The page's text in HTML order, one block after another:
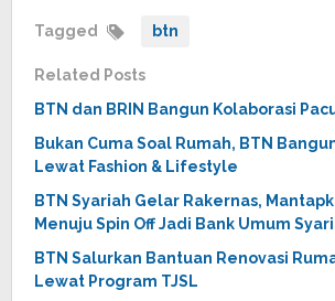
Tagged btn
Related Posts
BTN dan BRIN Bangun Kolaborasi
Bukan Cuma Soal Rumah, BTN
Lewat Fashion & Lifestyle
BTN Syariah Gelar Rakernas,
Menuju Spin Off Jadi Bank Umum
BTN Salurkan Bantuan Renovasi
Lewat Program TJSL